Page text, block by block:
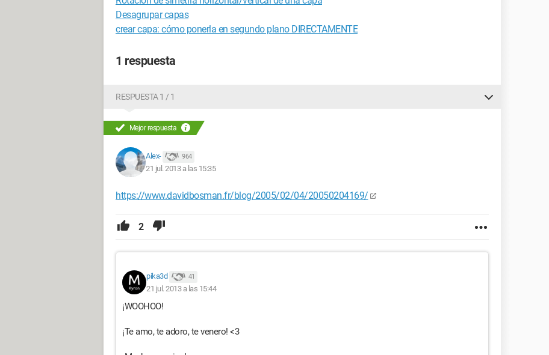
Desagrupar capas
crear capa: cómo ponerla en segundo plano DIRECTAMENTE
1 respuesta
RESPUESTA 1 / 1
Mejor respuesta
Alex- 964
21 jul. 2013 a las 15:35
https://www.davidbosman.fr/blog/2005/02/04/20050204169/
2
pika3d 41
21 jul. 2013 a las 15:44
¡WOOHOO!
¡Te amo, te adoro, te venero! <3